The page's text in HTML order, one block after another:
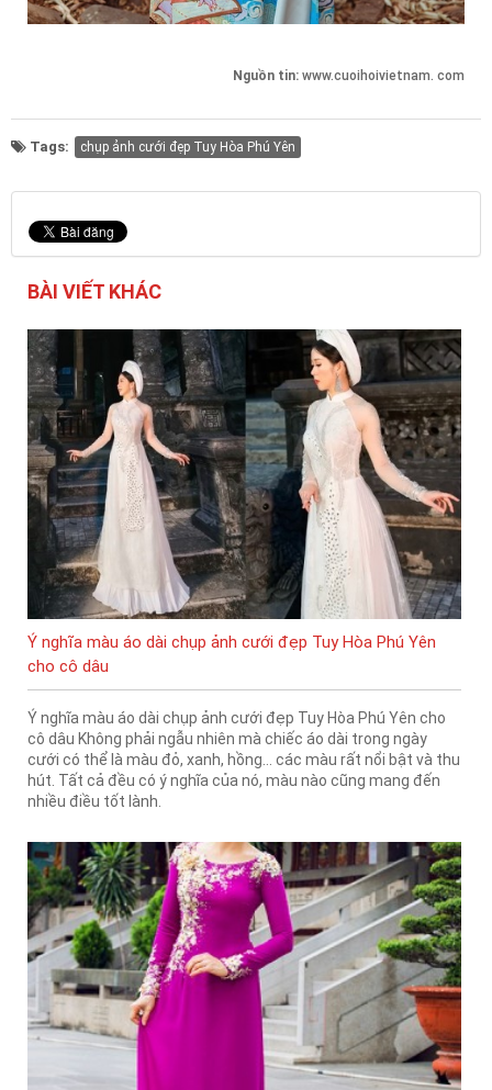
Nguồn tin: www.cuoihoivietnam. com
Tags: chụp ảnh cưới đẹp Tuy Hòa Phú Yên
BÀI VIẾT KHÁC
Ý nghĩa màu áo dài chụp ảnh cưới đẹp Tuy Hòa Phú Yên
cho cô dâu
Ý nghĩa màu áo dài chụp ảnh cưới đẹp Tuy Hòa Phú Yên cho
cô dâu Không phải ngẫu nhiên mà chiếc áo dài trong ngày
cưới có thể là màu đỏ, xanh, hồng… các màu rất nổi bật và thu
hút. Tất cả đều có ý nghĩa của nó, màu nào cũng mang đến
nhiều điều tốt lành.